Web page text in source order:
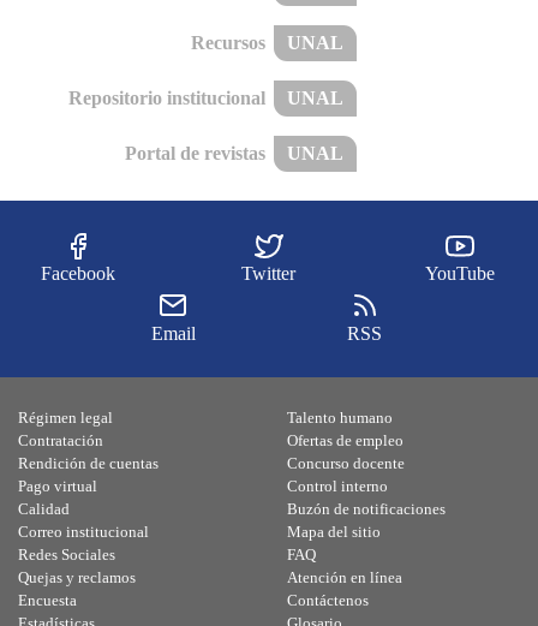
Recursos UNAL
Repositorio institucional UNAL
Portal de revistas UNAL
Facebook Twitter YouTube
Email RSS
Régimen legal
Contratación
Rendición de cuentas
Pago virtual
Calidad
Talento humano
Ofertas de empleo
Concurso docente
Control interno
Buzón de notificaciones
Correo institucional
Redes Sociales
Quejas y reclamos
Encuesta
Mapa del sitio
FAQ
Atención en línea
Contáctenos